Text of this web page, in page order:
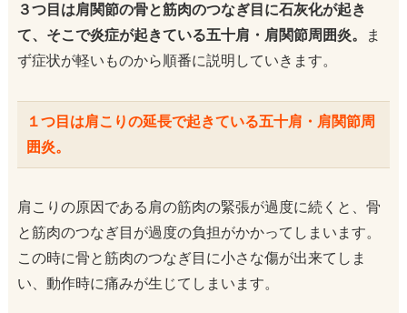
３つ目は肩関節の骨と筋肉のつなぎ目に石灰化が起き
て、そこで炎症が起きている五十肩・肩関節周囲炎。
ま
ず症状が軽いものから順番に説明していきます。
１つ目は肩こりの延長で起きている五十肩・肩関節周
囲炎。
肩こりの原因である肩の筋肉の緊張が過度に続くと、骨
と筋肉のつなぎ目が過度の負担がかかってしまいます。
この時に骨と筋肉のつなぎ目に小さな傷が出来てしま
い、動作時に痛みが生じてしまいます。